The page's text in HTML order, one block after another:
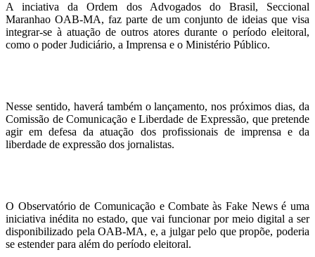
A inciativa da Ordem dos Advogados do Brasil, Seccional
Maranhao OAB-MA, faz parte de um conjunto de ideias que visa
integrar-se à atuação de outros atores durante o período eleitoral,
como o poder Judiciário, a Imprensa e o Ministério Público.
Nesse sentido, haverá também o lançamento, nos próximos dias, da
Comissão de Comunicação e Liberdade de Expressão, que pretende
agir em defesa da atuação dos profissionais de imprensa e da
liberdade de expressão dos jornalistas.
O Observatório de Comunicação e Combate às Fake News é uma
iniciativa inédita no estado, que vai funcionar por meio digital a ser
disponibilizado pela OAB-MA, e, a julgar pelo que propõe, poderia
se estender para além do período eleitoral.